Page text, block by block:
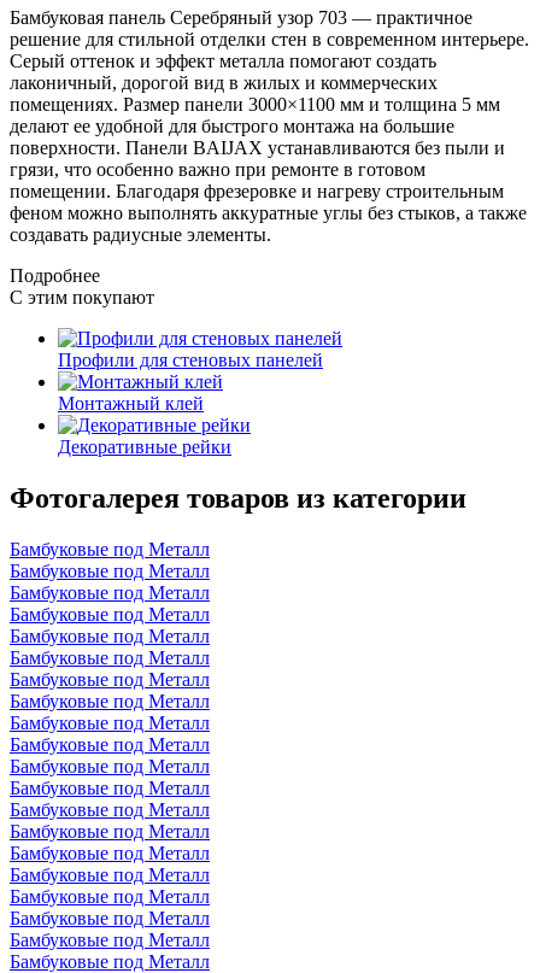
Бамбуковая панель Серебряный узор 703 — практичное
решение для стильной отделки стен в современном интерьере.
Серый оттенок и эффект металла помогают создать
лаконичный, дорогой вид в жилых и коммерческих
помещениях. Размер панели 3000×1100 мм и толщина 5 мм
делают ее удобной для быстрого монтажа на большие
поверхности. Панели BAIJAX устанавливаются без пыли и
грязи, что особенно важно при ремонте в готовом
помещении. Благодаря фрезеровке и нагреву строительным
феном можно выполнять аккуратные углы без стыков, а также
создавать радиусные элементы.
Подробнее
С этим покупают
Профили для стеновых панелей
Монтажный клей
Декоративные рейки
Фотогалерея товаров из категории
Бамбуковые под Металл
Бамбуковые под Металл
Бамбуковые под Металл
Бамбуковые под Металл
Бамбуковые под Металл
Бамбуковые под Металл
Бамбуковые под Металл
Бамбуковые под Металл
Бамбуковые под Металл
Бамбуковые под Металл
Бамбуковые под Металл
Бамбуковые под Металл
Бамбуковые под Металл
Бамбуковые под Металл
Бамбуковые под Металл
Бамбуковые под Металл
Бамбуковые под Металл
Бамбуковые под Металл
Бамбуковые под Металл
Бамбуковые под Металл